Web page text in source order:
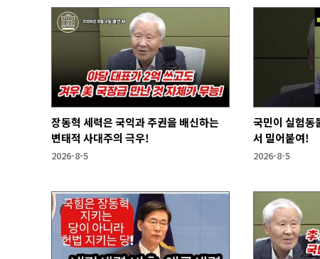
장동혁 세력은 국익과 주권을 배신하는
변태적 사대주의 극우!
2026-8-5
국민이 실험동
서 밀어붙여!
2026-8-5